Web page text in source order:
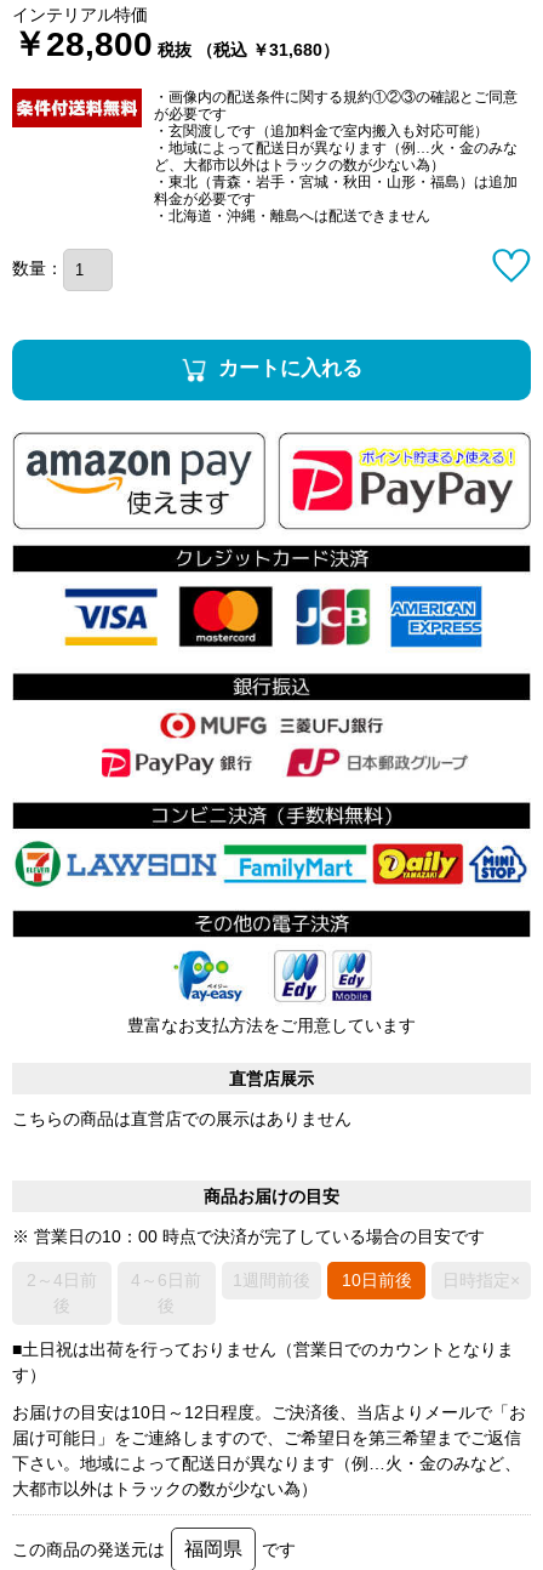
インテリアル特価
￥28,800 税抜 （税込 ￥31,680）
・画像内の配送条件に関する規約①②③の確認とご同意
が必要です
・玄関渡しです（追加料金で室内搬入も対応可能）
・地域によって配送日が異なります（例…火・金のみな
ど、大都市以外はトラックの数が少ない為）
・東北（青森・岩手・宮城・秋田・山形・福島）は追加
料金が必要です
・北海道・沖縄・離島へは配送できません
数量：
カートに入れる
豊富なお支払方法をご用意しています
直営店展示
こちらの商品は直営店での展示はありません
商品お届けの目安
※ 営業日の10：00 時点で決済が完了している場合の目安です
2～4日前
後
4～6日前
後
1週間前後 10日前後 日時指定×
■土日祝は出荷を行っておりません（営業日でのカウントとなりま
す）
お届けの目安は10日～12日程度。ご決済後、当店よりメールで「お
届け可能日」をご連絡しますので、ご希望日を第三希望までご返信
下さい。地域によって配送日が異なります（例…火・金のみなど、
大都市以外はトラックの数が少ない為）
この商品の発送元は 福岡県 です